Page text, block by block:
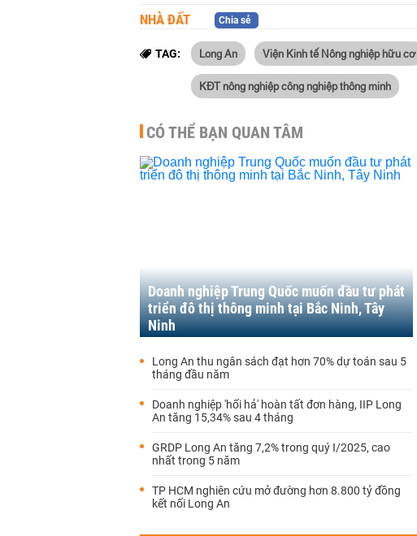
NHÀ ĐẤT Chia sẻ
TAG: Long An Viện Kinh tế Nông nghiệp hữu cơ
KĐT nông nghiệp công nghiệp thông minh
CÓ THỂ BẠN QUAN TÂM
Doanh nghiệp Trung Quốc muốn đầu tư phát
triển đô thị thông minh tại Bắc Ninh, Tây
Ninh
Long An thu ngân sách đạt hơn 70% dự toán sau 5
tháng đầu năm
Doanh nghiệp 'hối hả' hoàn tất đơn hàng, IIP Long
An tăng 15,34% sau 4 tháng
GRDP Long An tăng 7,2% trong quý I/2025, cao
nhất trong 5 năm
TP HCM nghiên cứu mở đường hơn 8.800 tỷ đồng
kết nối Long An